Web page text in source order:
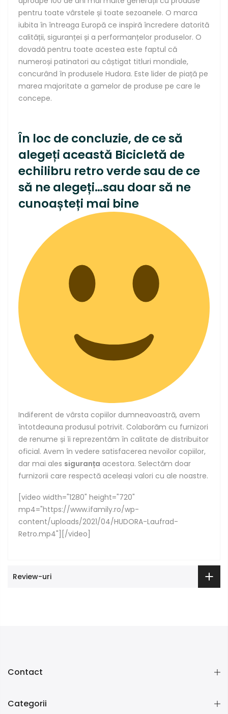
pentru toate vârstele și toate sezoanele. O marca
iubita în întreaga Europă ce inspiră încredere datorită
calității, siguranței și a performanțelor produselor. O
dovadă pentru toate acestea este faptul că
numeroși patinatori au câștigat titluri mondiale,
concurând în produsele Hudora. Este lider de piață pe
marea majoritate a gamelor de produse pe care le
concepe.
În loc de concluzie, de cesă
alegeți această Bicicletă de
echilibru retro verdesau de ce
să nealegeți…sau doarsă ne
cunoașteți mai bine
Indiferent de vârsta copiilor dumneavoastră, avem
întotdeauna produsul potrivit. Colaborăm cu furnizori
de renume și îi reprezentăm în calitate de distribuitor
oficial. Avem în vedere satisfacerea nevoilor copiilor,
dar mai ales siguranța acestora. Selectăm doar
furnizorii care respectă aceleași valori cu ale noastre.
[video width="1280" height="720"
mp4="https://www.ifamily.ro/wp-
content/uploads/2021/04/HUDORA-Laufrad-
Retro.mp4"][/video]
Review-uri
Contact
Categorii